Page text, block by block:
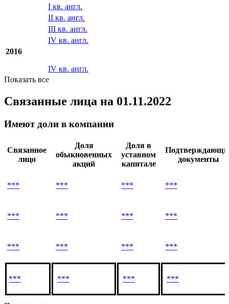
I кв. англ.
II кв. англ.
III кв. англ.
IV кв. англ.
2016
IV кв. англ.
Показать все
Связанные лица на 01.11.2022
Имеют доли в компании
Связанное
лицо
Доля
обыкновенных
акций
Доля в
уставном
капитале
документы
*** *** *** ***
*** *** *** ***
*** *** *** ***
*** *** *** ***